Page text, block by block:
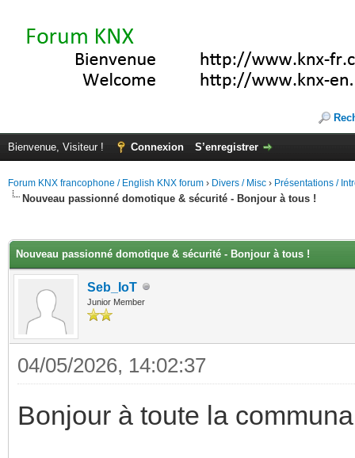
Bienvenue, Visiteur ! Connexion S’enregistrer
Forum KNX francophone / English KNX forum › Divers / Misc › Présentations /
Nouveau passionné domotique & sécurité - Bonjour à tous !
Nouveau passionné domotique & sécurité - Bonjour à tous !
Seb_IoT
Junior Member
04/05/2026, 14:02:37
Bonjour à toute la